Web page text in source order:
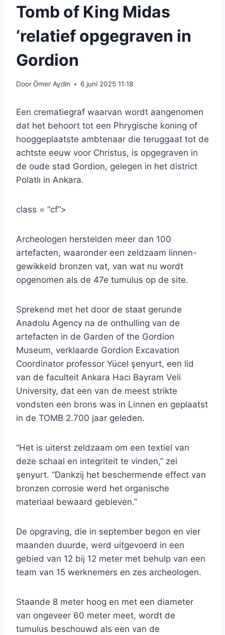
Tomb of King Midas
‘relatief opgegraven in
Gordion
DoorÖmer Aydin 6 juni 2025 11:18
Een crematiegraf waarvan wordt aangenomen
dat het behoort tot een Phrygische koning of
hooggeplaatste ambtenaar die teruggaat tot de
achtste eeuw voor Christus, is opgegraven in
de oude stad Gordion, gelegen in het district
Polatlı in Ankara.
class = “cf”>
Archeologen herstelden meer dan 100
artefacten, waaronder een zeldzaam linnen-
gewikkeld bronzen vat, van wat nu wordt
opgenomen als de 47e tumulus op de site.
Sprekend met het door de staat gerunde
Anadolu Agency na de onthulling van de
artefacten in de Garden of the Gordion
Museum, verklaarde Gordion Excavation
Coordinator professor Yücel şenyurt, een lid
van de faculteit Ankara Hacı Bayram Veli
University, dat een van de meest strikte
vondsten een brons was in Linnen en geplaatst
in de TOMB 2.700 jaar geleden.
“Het is uiterst zeldzaam om een ​​textiel van
deze schaal en integriteit te vinden,” zei
şenyurt. “Dankzij het beschermende effect van
bronzen corrosie werd het organische
materiaal bewaard gebleven.”
De opgraving, die in september begon en vier
maanden duurde, werd uitgevoerd in een
gebied van 12 bij 12 meter met behulp van een
team van 15 werknemers en zes archeologen.
Staande 8 meter hoog en met een diameter
van ongeveer 60 meter meet, wordt de
tumulus beschouwd als een van de